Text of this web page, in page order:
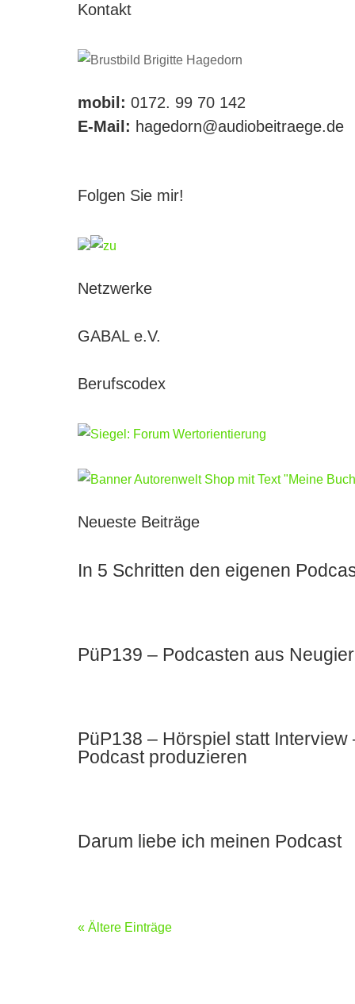
Kontakt
mobil: 0172. 99 70 142
E-Mail: hagedorn@audiobeitraege.de
Folgen Sie mir!
Netzwerke
GABAL e.V.
Berufscodex
Neueste Beiträge
In 5 Schritten den eigenen
PüP139 – Podcasten aus
PüP138 – Hörspiel statt
Podcast produzieren
Darum liebe ich meinen Podcast
« Ältere Einträge